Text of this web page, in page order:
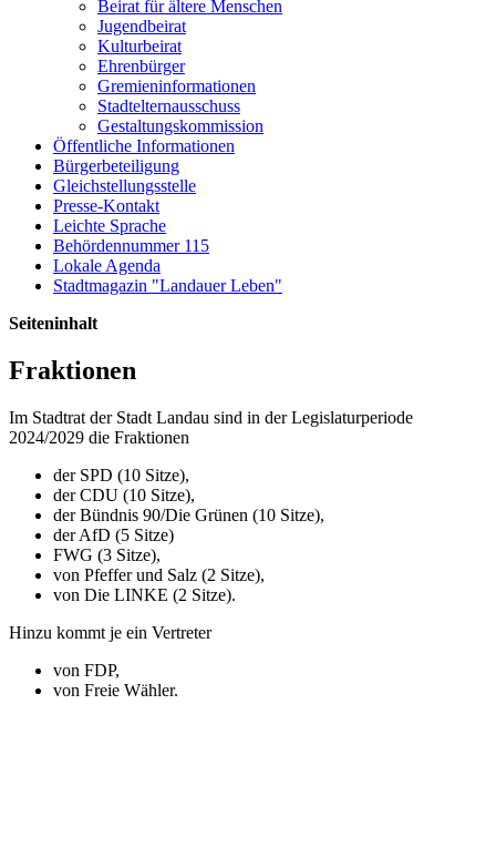
Beirat für ältere Menschen
Jugendbeirat
Kulturbeirat
Ehrenbürger
Gremieninformationen
Stadtelternausschuss
Gestaltungskommission
Öffentliche Informationen
Bürgerbeteiligung
Gleichstellungsstelle
Presse-Kontakt
Leichte Sprache
Behördennummer 115
Lokale Agenda
Stadtmagazin "Landauer Leben"
Seiteninhalt
Fraktionen
Im Stadtrat der Stadt Landau sind in der Legislaturperiode
2024/2029 die Fraktionen
der SPD (10 Sitze),
der CDU (10 Sitze),
der Bündnis 90/Die Grünen (10 Sitze),
der AfD (5 Sitze)
FWG (3 Sitze),
von Pfeffer und Salz (2 Sitze),
von Die LINKE (2 Sitze).
Hinzu kommt je ein Vertreter
von FDP,
von Freie Wähler.